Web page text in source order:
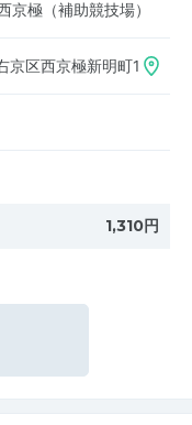
京極（補助競技場）
京区西京極新明町1
1,310円